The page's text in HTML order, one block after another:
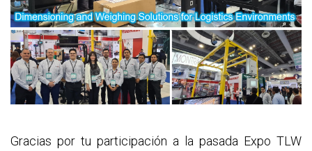
Gracias por tu participación a la pasada Expo TLW